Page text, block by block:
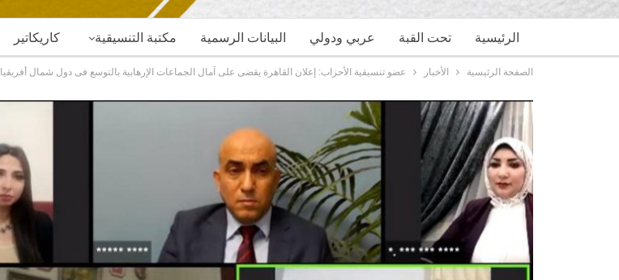
كاريكاتير مكتبة التنسيقية البيانات الرسمية عربي ودولي تحت القبة الرئيسية
الصفحة الرئيسية الأخبار عضو تنسيقية الأحزاب: إعلان القاهرة يقضى على آمال الجماعات الإرهابية بالتوسع فى دول شمال أفريقيا